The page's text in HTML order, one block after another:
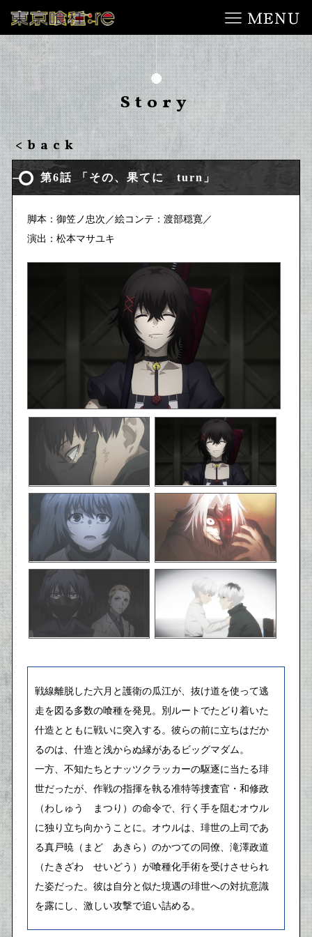
Story
<back
第6話 「その、果てに turn」
脚本：御笠ノ忠次／絵コンテ：渡部穏寛／
演出：松本マサユキ
戦線離脱した六月と護衛の瓜江が、抜け道を使って逃
走を図る多数の喰種を発見。別ルートでたどり着いた
什造とともに戦いに突入する。彼らの前に立ちはだか
るのは、什造と浅からぬ縁があるビッグマダム。
一方、不知たちとナッツクラッカーの駆逐に当たる琲
世だったが、作戦の指揮を執る准特等捜査官・和修政
（わしゅう まつり）の命令で、行く手を阻むオウル
に独り立ち向かうことに。オウルは、琲世の上司であ
る真戸暁（まど あきら）のかつての同僚、滝澤政道
（たきざわ せいどう）が喰種化手術を受けさせられ
た姿だった。彼は自分と似た境遇の琲世への対抗意識
を露にし、激しい攻撃で追い詰める。